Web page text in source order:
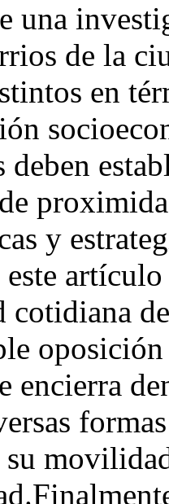
una
de la
en
deben
y
encierra
su